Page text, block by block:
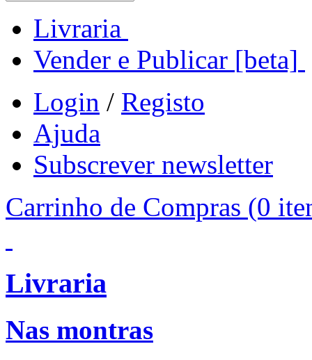
Livraria
Vender e Publicar [beta]
Login / Registo
Ajuda
Subscrever newsletter
Carrinho de Compras (0
Livraria
Nas montras